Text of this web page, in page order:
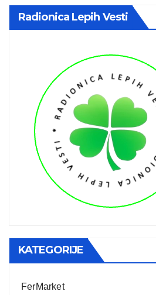
Radionica Lepih Vesti
KATEGORIJE
FerMarket